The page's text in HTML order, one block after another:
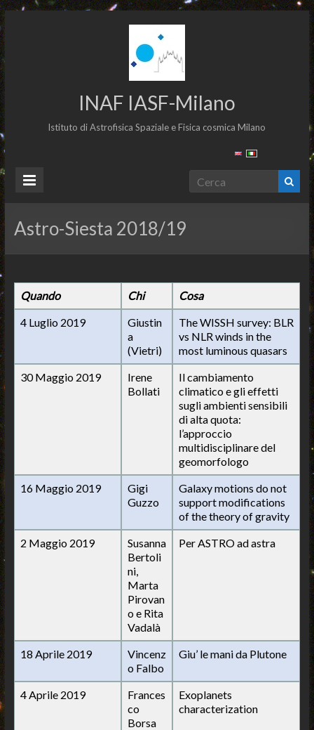
INAF IASF-Milano
Istituto di Astrofisica Spaziale e Fisica cosmica Milano
Astro-Siesta 2018/19
Quando Chi
Cosa
4 Luglio 2019
Giustin
a
(Vietri)
The WISSH survey: BLR
vs NLR winds in the
most luminous quasars
30 Maggio 2019
Irene
Bollati
Il cambiamento
climatico e gli effetti
sugli ambienti sensibili
di alta quota:
l’approccio
multidisciplinare del
geomorfologo
16 Maggio 2019
Gigi
Guzzo
Galaxy motions do not
support modifications
of the theory of gravity
2 Maggio 2019
Susanna
Bertoli
ni,
Marta
Pirovan
o e Rita
Vadalà
Per ASTRO ad astra
18 Aprile 2019
Vincenz
o Falbo
Giu’ le mani da Plutone
4 Aprile 2019
Frances
co
Borsa
Exoplanets
characterization